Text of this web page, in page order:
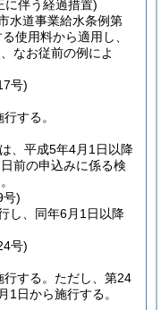
に伴う経過措置)
水道事業給水条例第
使用料から適用し、
なお従前の例によ
号)
する。
、平成5年4月1日以降
前の申込みに係る検
号)
し、同年6月1日以降
号)
する。 ただし、第24
1日から施行する。